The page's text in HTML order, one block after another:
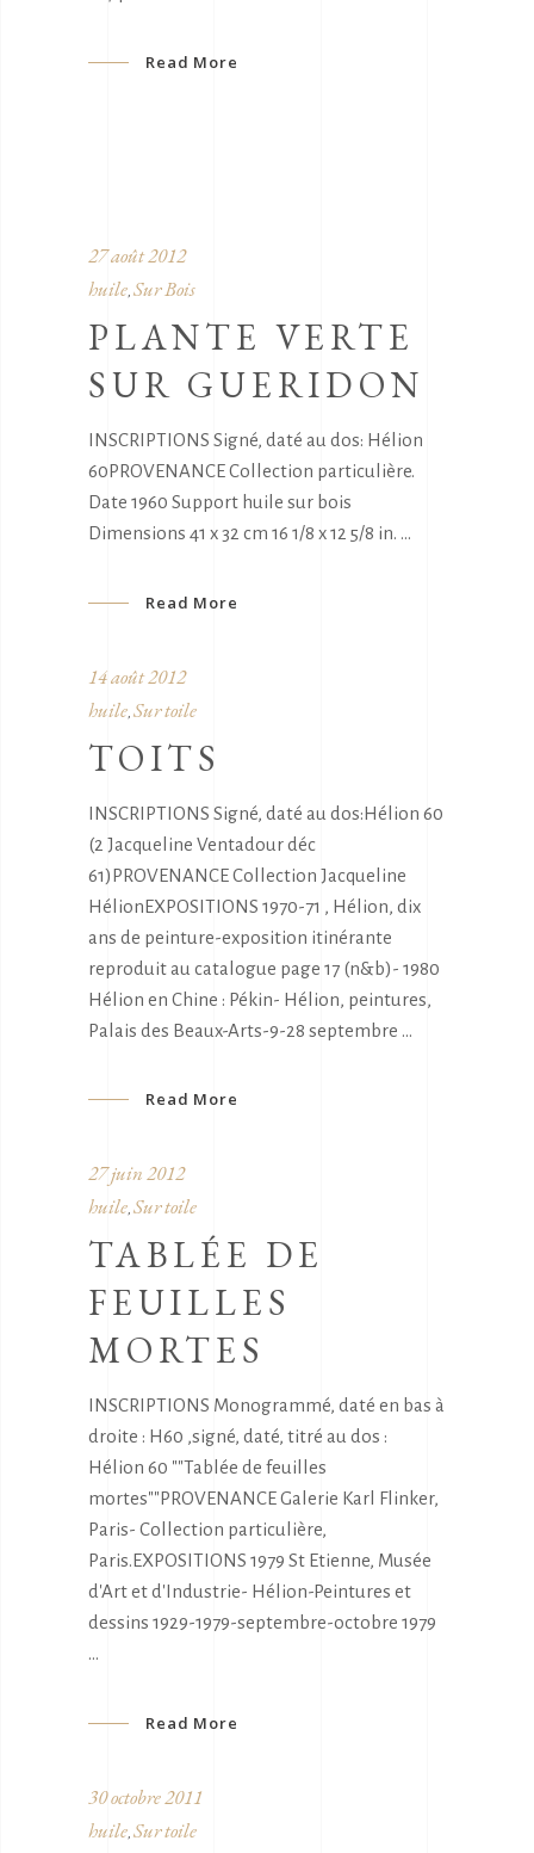
Read More
27 août 2012
huile, Sur Bois
PLANTE VERTE
SUR GUERIDON
INSCRIPTIONS Signé, daté au dos: Hélion
60PROVENANCE Collection particulière.
Date 1960 Support huile sur bois
Dimensions 41 x 32 cm 16 1/8 x 12 5/8 in.
Read More
14 août 2012
huile, Sur toile
TOITS
INSCRIPTIONS Signé, daté au dos:Hélion 60
(2 Jacqueline Ventadour déc
61)PROVENANCE Collection Jacqueline
HélionEXPOSITIONS 1970-71 , Hélion, dix
ans de peinture-exposition itinérante
reproduit au catalogue page 17 (n&b)- 1980
Hélion en Chine : Pékin- Hélion, peintures,
Palais des Beaux-Arts-9-28 septembre
Read More
27 juin 2012
huile, Sur toile
TABLÉE DE
FEUILLES
MORTES
INSCRIPTIONS Monogrammé, daté en bas à
droite : H60 ,signé, daté, titré au dos :
Hélion 60 ""Tablée de feuilles
mortes""PROVENANCE Galerie Karl Flinker,
Paris- Collection particulière,
Paris.EXPOSITIONS 1979 St Etienne, Musée
d'Art et d'Industrie- Hélion-Peintures et
dessins 1929-1979-septembre-octobre 1979
Read More
30 octobre 2011
huile, Sur toile